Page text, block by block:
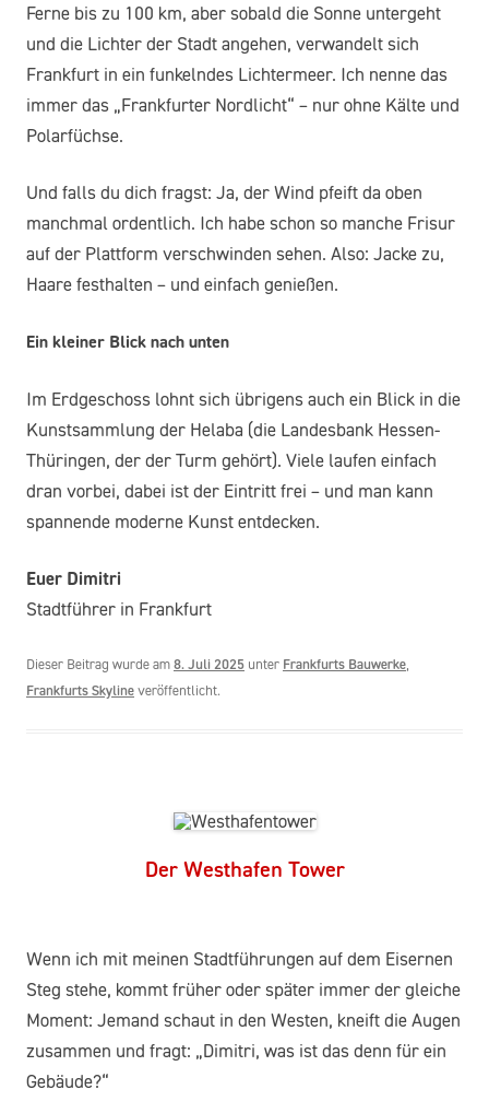
Ferne bis zu 100 km, aber sobald die Sonne untergeht
und die Lichter der Stadt angehen, verwandelt sich
Frankfurt in ein funkelndes Lichtermeer. Ich nenne das
immer das „Frankfurter Nordlicht“ – nur ohne Kälte und
Polarfüchse.
Und falls du dich fragst: Ja, der Wind pfeift da oben
manchmal ordentlich. Ich habe schon so manche Frisur
auf der Plattform verschwinden sehen. Also: Jacke zu,
Haare festhalten – und einfach genießen.
Ein kleiner Blick nach unten
Im Erdgeschoss lohnt sich übrigens auch ein Blick in die
Kunstsammlung der Helaba (die Landesbank Hessen-
Thüringen, der der Turm gehört). Viele laufen einfach
dran vorbei, dabei ist der Eintritt frei – und man kann
spannende moderne Kunst entdecken.
Euer Dimitri
Stadtführer in Frankfurt
Dieser Beitrag wurde am8. Juli 2025 unter Frankfurts Bauwerke
Frankfurts Skylineveröffentlicht.
Der Westhafen Tower
Wenn ich mit meinen Stadtführungen auf dem Eisernen
Steg stehe, kommt früher oder später immer der gleiche
Moment: Jemand schaut in den Westen, kneift die Augen
zusammen und fragt: „Dimitri, was ist das denn für ein
Gebäude?“